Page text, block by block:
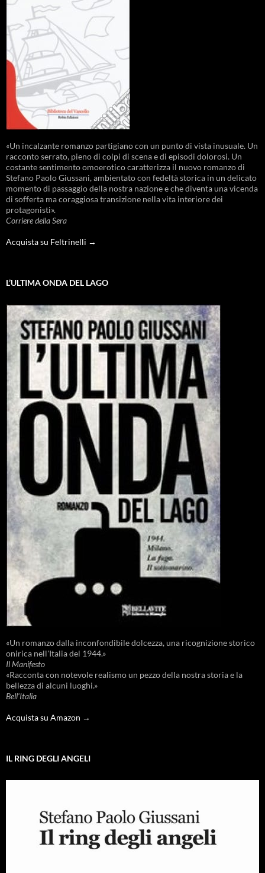
«Un incalzante romanzo partigiano con un punto di vista inusuale. Un
racconto serrato, pieno di colpi di scena e di episodi dolorosi. Un
costante sentimento omoerotico caratterizza il nuovo romanzo di
Stefano Paolo Giussani, ambientato con fedeltà storica in un delicato
momento di passaggio della nostra nazione e che diventa una vicenda
di sofferta ma coraggiosa transizione nella vita interiore dei
protagonisti».
Corriere della Sera
Acquista su Feltrinelli →
L’ULTIMA ONDA DEL LAGO
«Un romanzo dalla inconfondibile dolcezza, una ricognizione storico
onirica nell'Italia del 1944.»
Il Manifesto
«Racconta con notevole realismo un pezzo della nostra storia e la
bellezza di alcuni luoghi.»
Bell'Italia
Acquista su Amazon →
IL RING DEGLI ANGELI